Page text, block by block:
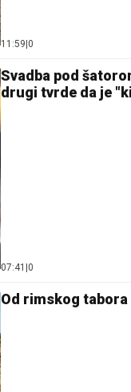
11:59|0
Svadba pod
drugi tvrde da je
07:41 |0
Od rimskog